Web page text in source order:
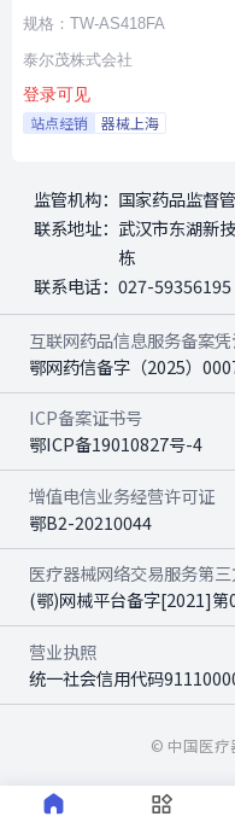
规格：TW-AS418FA
泰尔茂株式会社
登录可见
站点经销 器械上海
监管机构： 国家药品监督
联系地址： 武汉市东湖新
栋
联系电话： 027-59356195
互联网药品信息服务备案
鄂网药信备字（2025）
ICP备案证书号
鄂ICP备19010827号-4
增值电信业务经营许可证
鄂B2-20210044
医疗器械网络交易服务第
(鄂)网械平台备字[2021]第
营业执照
统一社会信用代码
© 中国医疗